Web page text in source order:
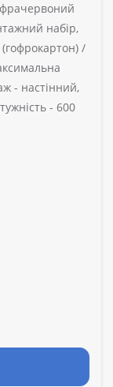
набір,
(гофрокартон) /
- настінний,
- 600